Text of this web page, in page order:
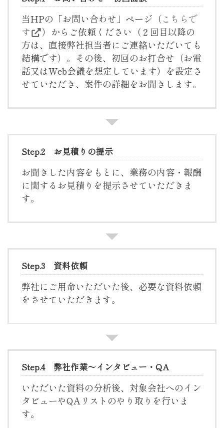
当HPの「お問い合わせ」ページ（こちらで
す
）からご依頼ください（２回目以降の
方は、直接弊社担当者にご連絡いただいても
結構です）。その後、初回のお打合せ（お電
話又はWeb会議を想定しています）を設定さ
せていただき、案件の詳細をお聞きします。
Step.2 お見積りの提示
お聞きした内容をもとに、業務の内容・報酬
に関するお見積りを提示させていただきま
す。
Step.3 資料依頼
弊社にご用命いただいた後、必要な資料依頼
をさせていただきます。
Step.4 弊社作業～インタビュー・QA
いただいた資料の分析後、対象会社へのイン
タビューやQAリストのやり取りを行いま
す。